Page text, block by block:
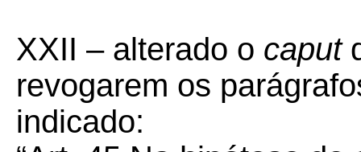
XXII – alterado o caput
revogarem os
indicado: